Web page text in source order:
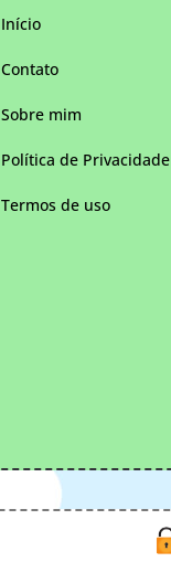
Início
Contato
Sobre mim
Política de Privacidade
Termos de uso